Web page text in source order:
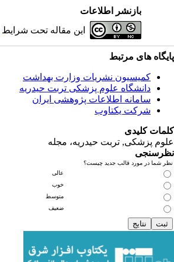
بازنشر اطلاعات
این مقاله تحت شرایط
پایگاه های مرتبط
کمیسیون نشریات وزارت بهداشت
دانشگاه علوم پزشکی تربت حیدریه
سامانه اطلاعات پژوهشی ایران
شرکت یکتاوب
کلمات کلیدی
علوم پزشکی, تربت حیدریه، مجله
نظرسنجی
نظر شما در مورد قالب جدید چیست؟
عالی
خوب
متوسط
ضعیف